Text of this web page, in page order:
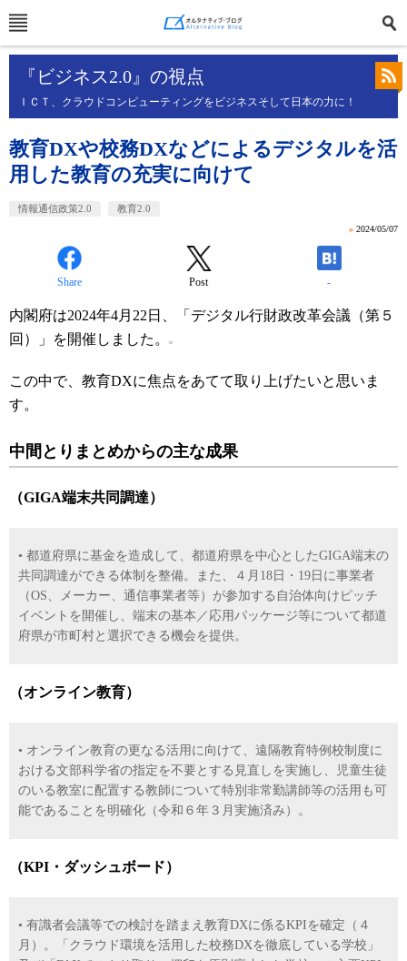
『ビジネス2.0』の視点
ＩＣＴ、クラウドコンピューティングをビジネスそして日本の力に！
教育DXや校務DXなどによるデジタルを活
用した教育の充実に向けて
情報通信政策2.0 教育2.0
» 2024/05/07
Share Post -
内閣府は2024年4月22日、「デジタル行財政改革会議（第５
回）」を開催しました。
この中で、教育DXに焦点をあてて取り上げたいと思いま
す。
中間とりまとめからの主な成果
（GIGA端末共同調達）
• 都道府県に基金を造成して、都道府県を中心としたGIGA端末の
共同調達ができる体制を整備。また、４月18日・19日に事業者
（OS、メーカー、通信事業者等）が参加する自治体向けピッチ
イベントを開催し、端末の基本／応用パッケージ等について都道
府県が市町村と選択できる機会を提供。
（オンライン教育）
• オンライン教育の更なる活用に向けて、遠隔教育特例校制度に
おける文部科学省の指定を不要とする見直しを実施し、児童生徒
のいる教室に配置する教師について特別非常勤講師等の活用も可
能であることを明確化（令和６年３月実施済み）。
（KPI・ダッシュボード）
• 有識者会議等での検討を踏まえ教育DXに係るKPIを確定（４
月）。「クラウド環境を活用した校務DXを徹底している学校」